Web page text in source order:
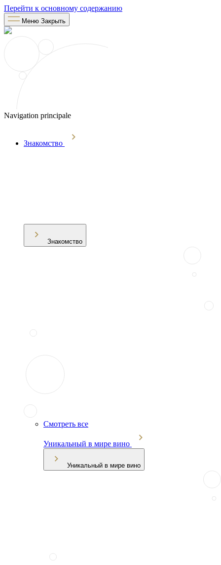
Перейти к основному содержанию
Меню Закрыть
Navigation principale
Знакомство
Знакомство
Смотреть все
Уникальный в мире вино
Уникальный в мире вино